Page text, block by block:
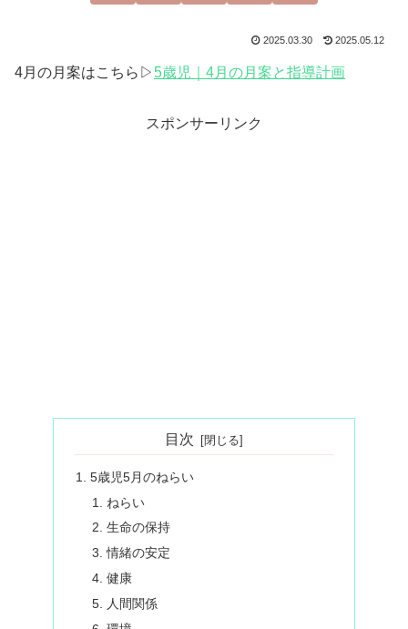
2025.03.30 2025.05.12
4月の月案はこちら▷ 5歳児｜4月の月案と指導計画
スポンサーリンク
目次
5歳児5月のねらい
ねらい
生命の保持
情緒の安定
健康
人間関係